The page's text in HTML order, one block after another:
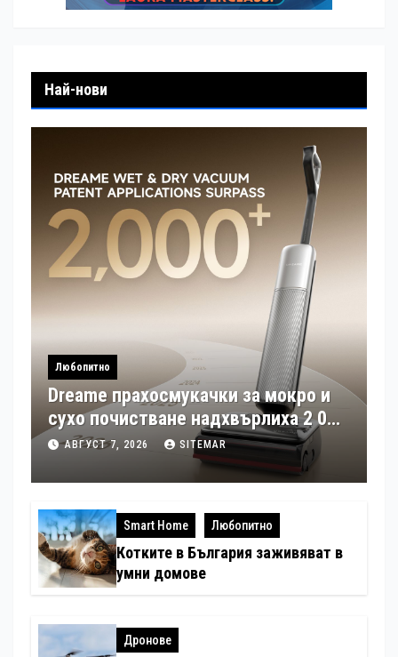
Най-нови
Любопитно
Dreame прахосмукачки за мокро и
сухо почистване надхвърлиха 2 000
патентни заявки в световен мащаб
АВГУСТ 7, 2026 SITEMAR
Smart Home Любопитно
Котките в България заживяват в
умни домове
Дронове